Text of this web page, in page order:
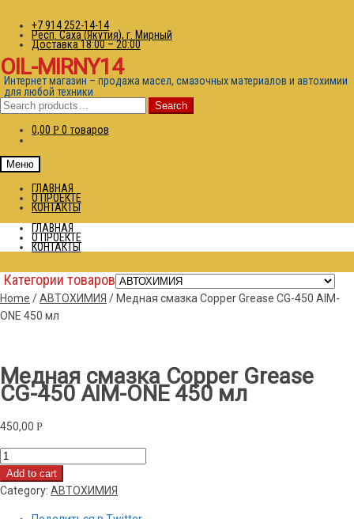
+7 914 252-14-14
Респ. Саха (Якутия), г. Мирный
Доставка 18:00 – 20:00
OIL-MIRNY14
Интернет магазин – продажа масел, смазочных материалов и автохимии
для любой техники
Search
for: Search
0,00 Р 0 товаров
Меню
ГЛАВНАЯ
О ПРОЕКТЕ
КОНТАКТЫ
ГЛАВНАЯ
О ПРОЕКТЕ
КОНТАКТЫ
Категории товаров
Home /АВТОХИМИЯ / Медная смазка Copper Grease CG-450 AIM-
ONE 450 мл
Медная смазка Copper Grease
CG-450 AIM-ONE 450 мл
450,00 Р
Медная
смазка
Copper
Add to cart
Category: АВТОХИМИЯ